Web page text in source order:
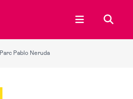
Ouvrir le
Parc Pablo Neruda